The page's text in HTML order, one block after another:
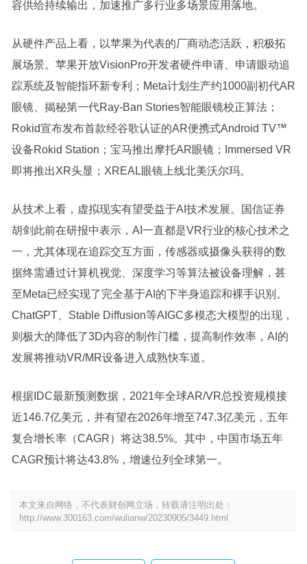
容供给持续输出，加速推广多行业多场景应用落地。
从硬件产品上看，以苹果为代表的厂商动态活跃，积极拓
展场景。苹果开放VisionPro开发者硬件申请、申请眼动追
踪系统及智能指环新专利；Meta计划生产约1000副初代AR
眼镜、揭秘第一代Ray-Ban Stories智能眼镜校正算法；
Rokid宣布发布首款经谷歌认证的AR便携式Android TV™
设备Rokid Station；宝马推出摩托AR眼镜；Immersed VR
即将推出XR头显；XREAL眼镜上线北美沃尔玛。
从技术上看，虚拟现实有望受益于AI技术发展。国信证券
胡剑此前在研报中表示，AI一直都是VR行业的核心技术之
一，尤其体现在追踪交互方面，传感器或摄像头获得的数
据终需通过计算机视觉、深度学习等算法被设备理解，甚
至Meta已经实现了完全基于AI的下半身追踪和裸手识别。
ChatGPT、Stable Diffusion等AIGC多模态大模型的出现，
则极大的降低了3D内容的制作门槛，提高制作效率，AI的
发展将推动VR/MR设备进入成熟快车道。
根据IDC最新预测数据，2021年全球AR/VR总投资规模接
近146.7亿美元，并有望在2026年增至747.3亿美元，五年
复合增长率（CAGR）将达38.5%。其中，中国市场五年
CAGR预计将达43.8%，增速位列全球第一。
本文来自网络，不代表财创网立场，转载请注明出处：
http://www.300163.com/wulianw/20230905/3449.html